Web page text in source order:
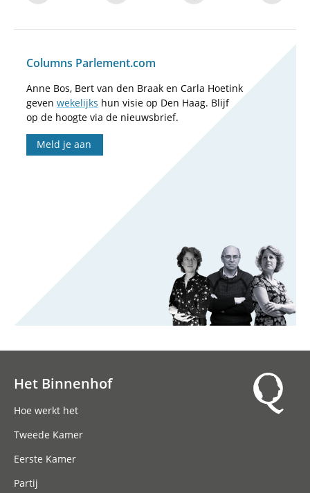
Columns Parlement.com
Anne Bos, Bert van den Braak en Carla Hoetink
geven wekelijks hun visie op Den Haag. Blijf
op de hoogte via de nieuwsbrief.
Meld je aan
Het Binnenhof
Hoe werkt het
Tweede Kamer
Eerste Kamer
Partij